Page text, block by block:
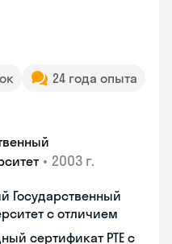
24 года опыта
• 2003 г.
Государственный
с отличием
сертификат PTE с